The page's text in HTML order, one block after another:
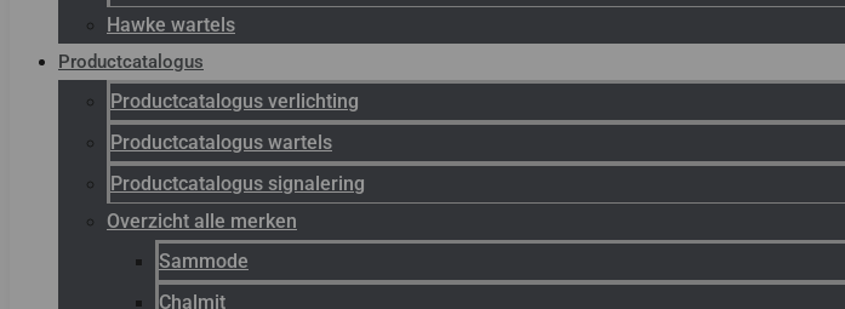
Hawke wartels
Productcatalogus
Productcatalogus verlichting
Productcatalogus wartels
Productcatalogus signalering
Overzicht alle merken
Sammode
Chalmit